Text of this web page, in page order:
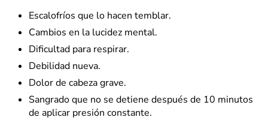
Escalofríos que lo hacen temblar.
Cambios en la lucidez mental.
Dificultad para respirar.
Debilidad nueva.
Dolor de cabeza grave.
Sangrado que no se detiene después de 10 minutos
de aplicar presión constante.